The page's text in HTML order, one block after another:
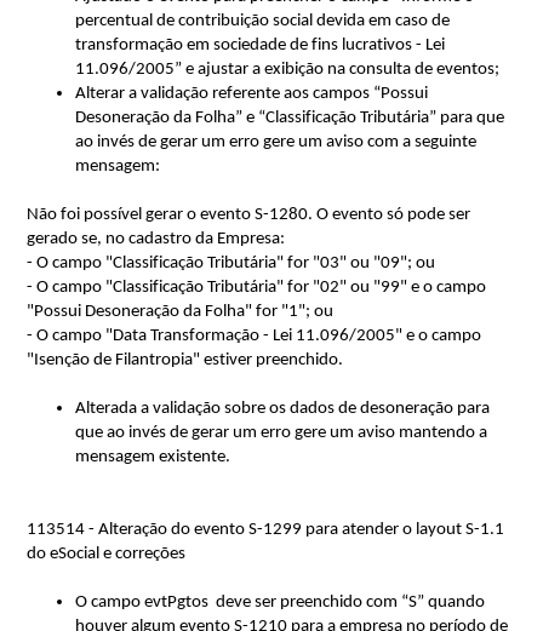
percentual de contribuição social devida em caso de
transformação em sociedade de fins lucrativos - Lei
11.096/2005” e ajustar a exibição na consulta de eventos;
Alterar a validação referente aos campos “Possui
Desoneração da Folha” e “Classificação Tributária” para que
ao invés de gerar um erro gere um aviso com a seguinte
mensagem:
Não foi possível gerar o evento S-1280. O evento só pode ser
gerado se, no cadastro da Empresa:
- O campo "Classificação Tributária" for "03" ou "09"; ou
- O campo "Classificação Tributária" for "02" ou "99" e o campo
"Possui Desoneração da Folha" for "1"; ou
- O campo "Data Transformação - Lei 11.096/2005" e o campo
"Isenção de Filantropia" estiver preenchido.
Alterada a validação sobre os dados de desoneração para
que ao invés de gerar um erro gere um aviso mantendo a
mensagem existente.
113514 - Alteração do evento S-1299 para atender o layout S-1.1
doeSocial e correções
O campo evtPgtos deve ser preenchido com “S” quando
houver algum evento S-1210 para a empresa no período de